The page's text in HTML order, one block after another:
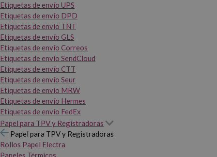
Etiquetas de envío UPS
Etiquetas de envío DPD
Etiquetas de envío TNT
Etiquetas de envío GLS
Etiquetas de envío Correos
Etiquetas de envío SendCloud
Etiquetas de envío CTT
Etiquetas de envío Seur
Etiquetas de envío MRW
Etiquetas de envío Hermes
Etiquetas de envío FedEx
Papel para TPV y Registradoras
Papel para TPV y Registradoras
Rollos Papel Electra
Papeles Térmicos